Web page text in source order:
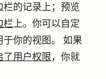
的记录上；预览
栏 上。你可以自定
于你的视图。 如果
了用户权限，你就